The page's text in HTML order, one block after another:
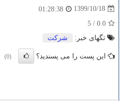
1399/10/18
01:28:38
0.0
/
5
تگهای خبر:
شركت
این پست را می پسندید؟ (0)